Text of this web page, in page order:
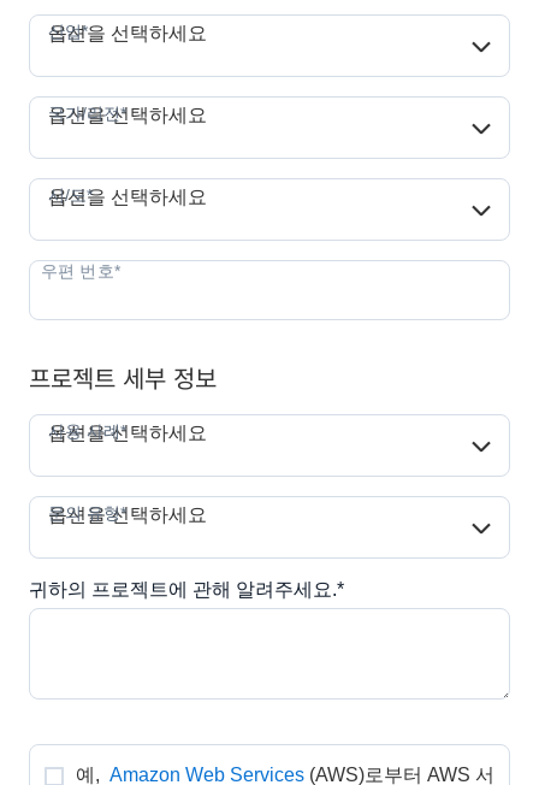
산업*
옵션을 선택하세요
국가/리전*
옵션을 선택하세요
시/도*
옵션을 선택하세요
프로젝트 세부 정보
사용 사례*
옵션을 선택하세요
문의 유형*
옵션을 선택하세요
귀하의 프로젝트에 관해 알려주세요.*
예, Amazon Web Services (AWS)로부터 AWS 서